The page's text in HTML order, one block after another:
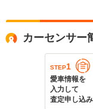
カーセンサー
STEP1
愛車情報を
入力して
査定申し込み